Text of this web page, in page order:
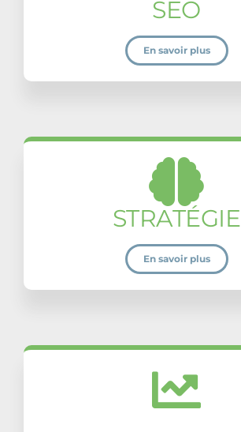
SEO
En savoir plus
STRATÉGIE
En savoir plus